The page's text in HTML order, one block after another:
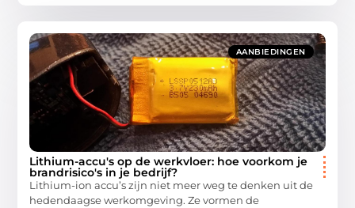
AANBIEDINGEN
Lithium-accu's op de werkvloer: hoe voorkom je
brandrisico's in je bedrijf?
Lithium-ion accu’s zijn niet meer weg te denken uit de
hedendaagse werkomgeving. Ze vormen de